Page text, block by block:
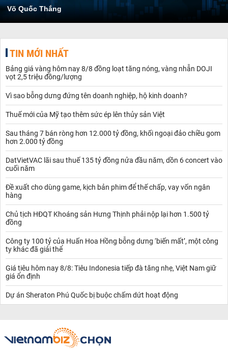
Võ Quốc Thắng
TIN MỚI NHẤT
Bảng giá vàng hôm nay 8/8 đồng loạt tăng nóng, vàng nhẫn DOJI
vọt 2,5 triệu đồng/lượng
Vì sao bỗng dưng đứng tên doanh nghiệp, hộ kinh doanh?
Thuế mới của Mỹ tạo thêm sức ép lên thủy sản Việt
Sau tháng 7 bán ròng hơn 12.000 tỷ đồng, khối ngoại đảo chiều gom
hơn 2.000 tỷ đồng
DatVietVAC lãi sau thuế 135 tỷ đồng nửa đầu năm, dồn 6 concert vào
cuối năm
Đề xuất cho dùng game, kịch bản phim để thế chấp, vay vốn ngân
hàng
Chủ tịch HĐQT Khoáng sản Hưng Thịnh phải nộp lại hơn 1.500 tỷ
đồng
Công ty 100 tỷ của Huấn Hoa Hồng bỗng dưng ‘biến mất’, một công
ty khác đã giải thể
Giá tiêu hôm nay 8/8: Tiêu Indonesia tiếp đà tăng nhẹ, Việt Nam giữ
giá ổn định
Dự án Sheraton Phú Quốc bị buộc chấm dứt hoạt động